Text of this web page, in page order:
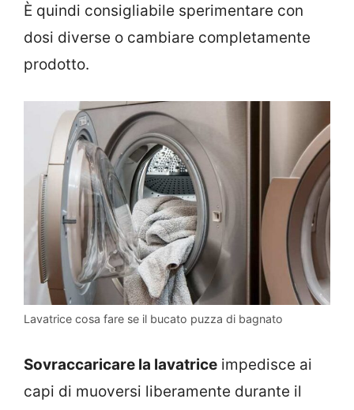
È quindi consigliabile sperimentare con
dosi diverse o cambiare completamente
prodotto.
Lavatrice cosa fare se il bucato puzza di bagnato
Sovraccaricare la lavatrice impedisce ai
capi di muoversi liberamente durante il